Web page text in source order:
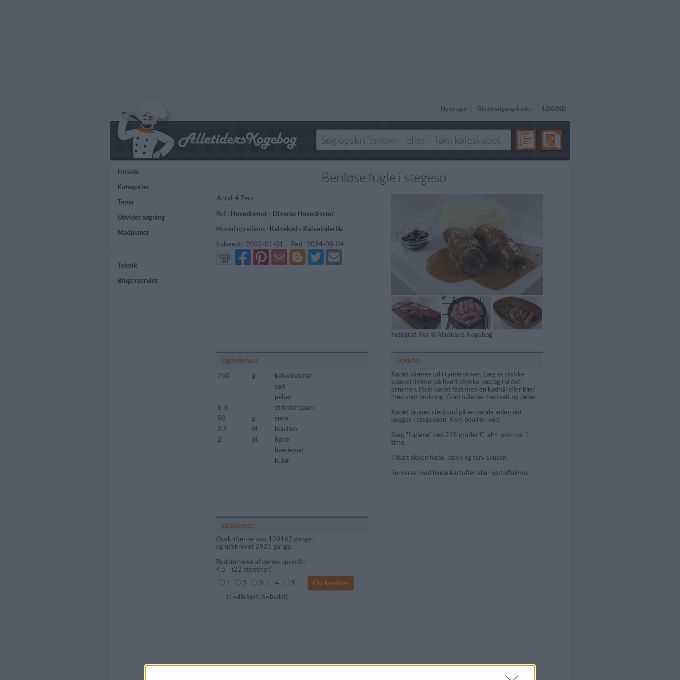
Ny bruger Glemt adgangskoder LOGIND
Forside
Kategorier
Tema
Udvidet søgning
Madplaner
Teknik
Brugerservice
Benløse fugle i stegeso
Antal: 4 Pers.
Ret : Hovedretter- Diverse Hovedretter
Hovedingrediens : Kalvekød - Kalveinderlår
Indsendt : 2002-01-01 Red : 2024-08-04
Del
på
Facebook
Del
på
Pinterest
Send
via
GMail
Del
på
Blogger
Del
på
Twitter
Send
mail
Fotograf: Per © Alletiders Kogebog
Ingredienser:
750
g.
kalveinderlår
salt
peber
6-8
strimler spæk
50
g.
smør
2.5
dl.
bouillon
2
dl.
fløde
hvedemel
kulør
Opskrift:
Kødet skæres ud i tynde skiver. Læg et stykke
spækstrimmel på hvert stykke kød og rul det
sammen. Hold kødet fast med en kødnål eller bind
med snor omkring. Gnid rullerne med salt og peber.
Kødet brunes i fedtstof på en pande inden det
lægges i stegesoen. Kom bouillon ved.
Steg "fuglene" ved 225 grader C. alm. ovn i ca. 1
time.
Tilsæt skyen fløde. Jævn og farv saucen.
Serveres med hvide kartofler eller kartoffelmos.
karakterer:
Opskriften er vist 120162 gange,
og udskrevet 2921 gange.
Bedømmelse af denne opskrift:
4.5 (22 stemmer)
1
2 3 4
5
(1=dårligst, 5=bedst)